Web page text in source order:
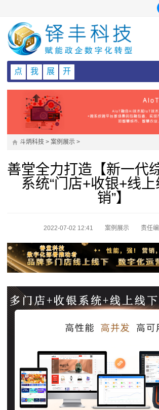
点 我 展 开
斗炳科技 > 案例展示 >
善堂全力打造【新一代
系统“门店+收银+线
销”】
2022-07-02 12:41 案例展示 责任